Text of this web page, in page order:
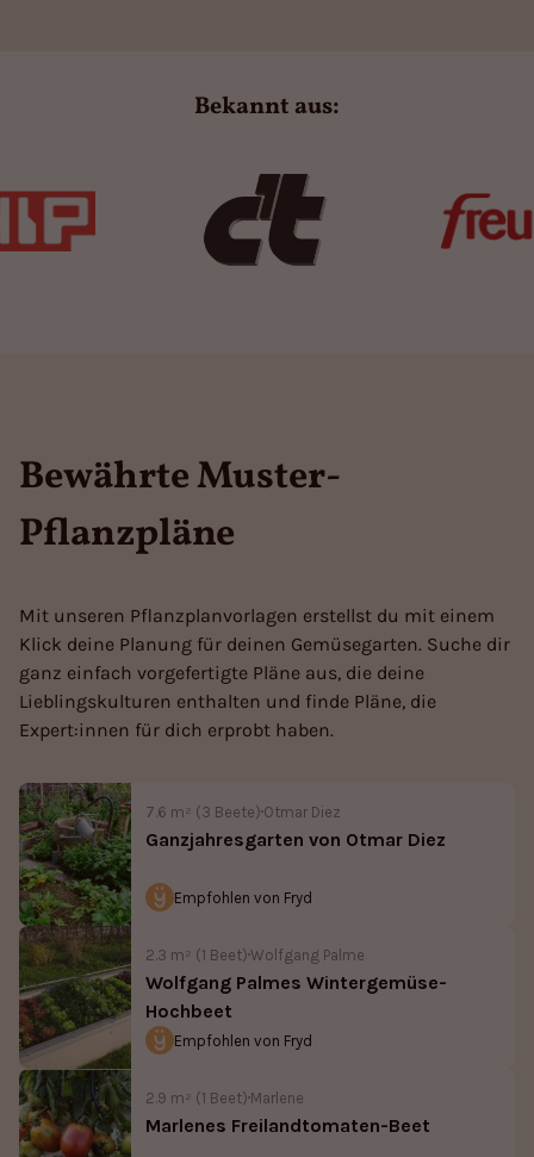
Bekannt aus:
Bewährte Muster-
Pflanzpläne
Mit unseren Pflanzplanvorlagen erstellst du mit einem
Klick deine Planung für deinen Gemüsegarten. Suche dir
ganz einfach vorgefertigte Pläne aus, die deine
Lieblingskulturen enthalten und finde Pläne, die
Expert:innen für dich erprobt haben.